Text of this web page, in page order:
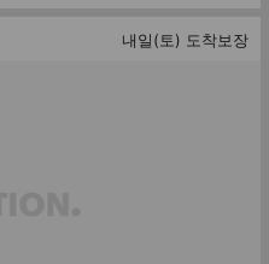
내일(토) 도착보장